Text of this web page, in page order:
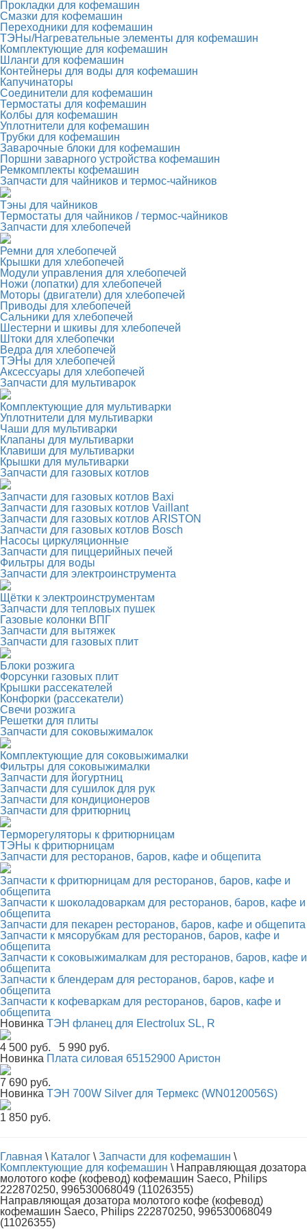
Прокладки для кофемашин
Смазки для кофемашин
Переходники для кофемашин
ТЭНы/Нагревательные элементы для кофемашин
Комплектующие для кофемашин
Шланги для кофемашин
Контейнеры для воды для кофемашин
Капучинаторы
Соединители для кофемашин
Термостаты для кофемашин
Колбы для кофемашин
Уплотнители для кофемашин
Трубки для кофемашин
Заварочные блоки для кофемашин
Поршни заварного устройства кофемашин
Ремкомплекты кофемашин
Запчасти для чайников и термос-чайников
Тэны для чайников
Термостаты для чайников / термос-чайников
Запчасти для хлебопечей
Ремни для хлебопечей
Крышки для хлебопечей
Модули управления для хлебопечей
Ножи (лопатки) для хлебопечей
Моторы (двигатели) для хлебопечей
Приводы для хлебопечей
Сальники для хлебопечей
Шестерни и шкивы для хлебопечей
Штоки для хлебопечки
Ведра для хлебопечей
ТЭНы для хлебопечей
Аксессуары для хлебопечей
Запчасти для мультиварок
Комплектующие для мультиварки
Уплотнители для мультиварки
Чаши для мультиварки
Клапаны для мультиварки
Клавиши для мультиварки
Крышки для мультиварки
Запчасти для газовых котлов
Запчасти для газовых котлов Baxi
Запчасти для газовых котлов Vaillant
Запчасти для газовых котлов ARISTON
Запчасти для газовых котлов Bosch
Насосы циркуляционные
Запчасти для пиццерийных печей
Фильтры для воды
Запчасти для электроинструмента
Щётки к электроинструментам
Запчасти для тепловых пушек
Газовые колонки ВПГ
Запчасти для вытяжек
Запчасти для газовых плит
Блоки розжига
Форсунки газовых плит
Крышки рассекателей
Конфорки (рассекатели)
Свечи розжига
Решетки для плиты
Запчасти для соковыжималок
Комплектующие для соковыжималки
Фильтры для соковыжималки
Запчасти для йогуртниц
Запчасти для сушилок для рук
Запчасти для кондиционеров
Запчасти для фритюрниц
Терморегуляторы к фритюрницам
ТЭНы к фритюрницам
Запчасти для ресторанов, баров, кафе и общепита
Запчасти к фритюрницам для ресторанов, баров, кафе и
общепита
Запчасти к шоколадоваркам для ресторанов, баров, кафе и
общепита
Запчасти для пекарен ресторанов, баров, кафе и общепита
Запчасти к мясорубкам для ресторанов, баров, кафе и
общепита
Запчасти к соковыжималкам для ресторанов, баров, кафе и
общепита
Запчасти к блендерам для ресторанов, баров, кафе и
общепита
Запчасти к кофеваркам для ресторанов, баров, кафе и
общепита
Новинка ТЭН фланец для Electrolux SL, R
4 500 руб.
5 990 руб.
Новинка Плата силовая 65152900 Аристон
7 690 руб.
Новинка ТЭН 700W Silver для Термекс (WN0120056S)
1 850 руб.
Главная \ Каталог \ Запчасти для кофемашин \
Комплектующие для кофемашин \ Направляющая дозатора
молотого кофе (кофевод) кофемашин Saeco, Philips
222870250, 996530068049 (11026355)
Направляющая дозатора молотого кофе (кофевод)
кофемашин Saeco, Philips 222870250, 996530068049
(11026355)